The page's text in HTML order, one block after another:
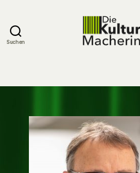
Suchen